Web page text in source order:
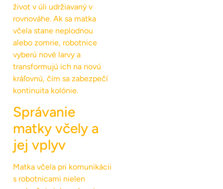
život v úli udržiavaný v
rovnováhe. Ak sa matka
včela stane neplodnou
alebo zomrie, robotnice
vyberú nové larvy a
transformujú ich na novú
kráľovnú, čím sa zabezpečí
kontinuita kolónie.
Správanie
matky včely a
jej vplyv
Matka včela pri komunikácii
s robotnicami nielen